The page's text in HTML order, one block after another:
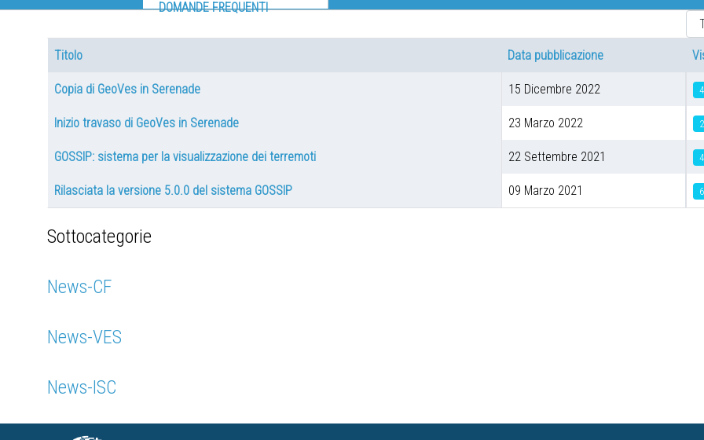
DOMANDE FREQUENTI
Articoli
Titolo Data pubblicazione
Copia di GeoVes in Serenade 15 Dicembre 2022
Inizio travaso di GeoVes in Serenade 23 Marzo 2022
GOSSIP: sistema per la visualizzazione dei terremoti 22 Settembre 2021
Rilasciata la versione 5.0.0 del sistema GOSSIP 09 Marzo 2021
Sottocategorie
News-CF
News-VES
News-ISC